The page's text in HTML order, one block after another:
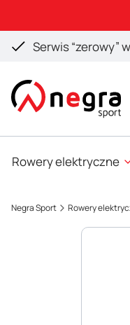
Serwis “zerowy”
Rowery elektryczne
Negra Sport Rowery